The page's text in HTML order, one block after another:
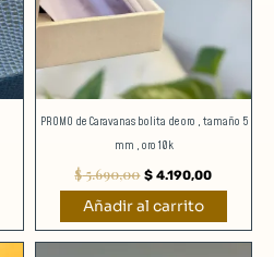
PROMO de Caravanas bolita de oro , tamaño 5
mm , oro 10k
$5.690,00 $4.190,00
Añadir al carrito